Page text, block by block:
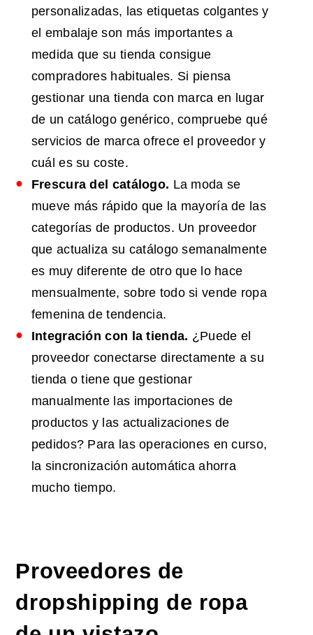
personalizadas, las etiquetas colgantes y
el embalaje son más importantes a
medida que su tienda consigue
compradores habituales. Si piensa
gestionar una tienda con marca en lugar
de un catálogo genérico, compruebe qué
servicios de marca ofrece el proveedor y
cuál es su coste.
Frescura del catálogo. La moda se
mueve más rápido que la mayoría de las
categorías de productos. Un proveedor
que actualiza su catálogo semanalmente
es muy diferente de otro que lo hace
mensualmente, sobre todo si vende ropa
femenina de tendencia.
Integración con la tienda. ¿Puede el
proveedor conectarse directamente a su
tienda o tiene que gestionar
manualmente las importaciones de
productos y las actualizaciones de
pedidos? Para las operaciones en curso,
la sincronización automática ahorra
mucho tiempo.
Proveedores de
dropshipping de ropa